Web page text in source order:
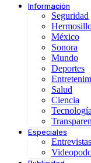
Información
Seguridad
México
Sonora
Mundo
Deportes
Salud
Ciencia
Tecnología
Especiales